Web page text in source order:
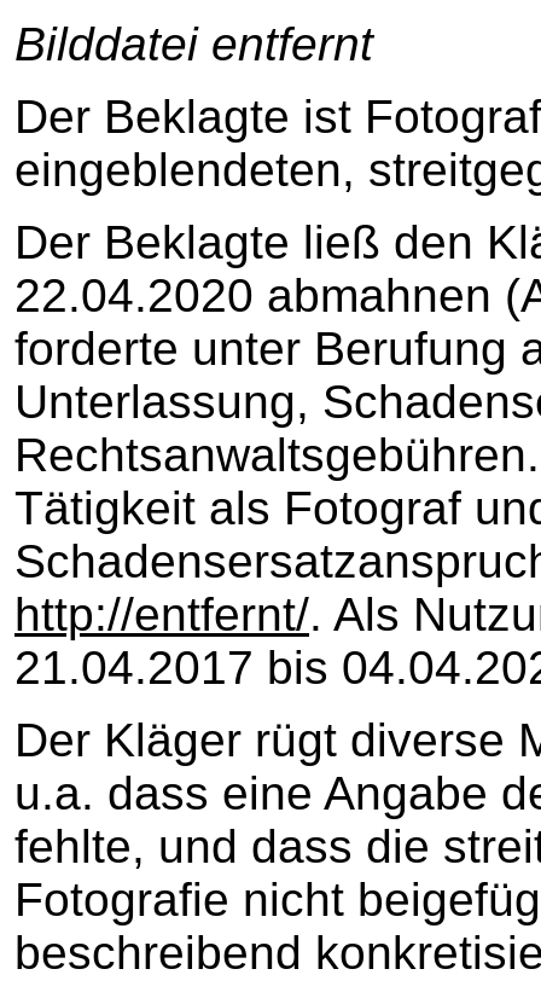
Bilddatei entfernt
Der Beklagte ist
eingeblendeten,
Der Beklagte ließ den
22.04.2020 abmahnen
forderte unter Berufung
Unterlassung,
Tätigkeit als Fotograf
http://entfernt/. Als
21.04.2017 bis
Der Kläger rügt diverse
u.a. dass eine Angabe
fehlte, und dass die
Fotografie nicht
beschreibend